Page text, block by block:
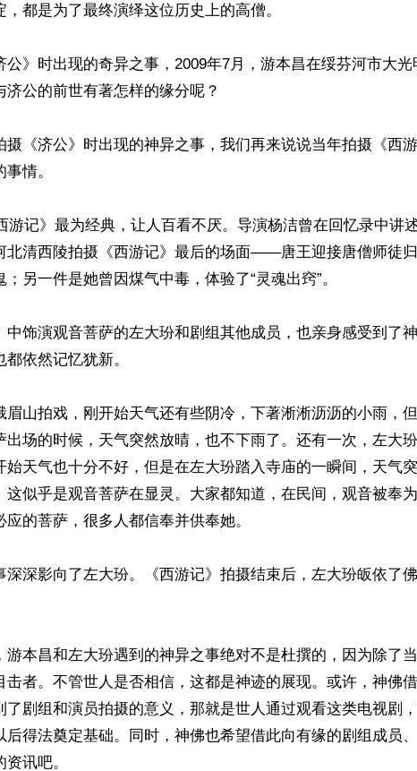
都是为了最终演绎这位历史上的高僧。
公》时出现的奇异之事，2009年7月，游本昌在绥芬河市大
济公的前世有著怎样的缘分呢？
摄《济公》时出现的神异之事，我们再来说说当年拍摄《西
情。
游记》最为经典，让人百看不厌。导演杨洁曾在回忆录中讲
北清西陵拍摄《西游记》最后的场面——唐王迎接唐僧师徒
另一件是她曾因煤气中毒，体验了“灵魂出窍”。
中饰演观音菩萨的左大玢和剧组其他成员，也亲身感受到了
依然记忆犹新。
眉山拍戏，刚开始天气还有些阴冷，下著淅淅沥沥的小雨，
出场的时候，天气突然放晴，也不下雨了。还有一次，左大
始天气也十分不好，但是在左大玢踏入寺庙的一瞬间，天气
这似乎是观音菩萨在显灵。大家都知道，在民间，观音被奉
的菩萨，很多人都信奉并供奉她。
深深影向了左大玢。《西游记》拍摄结束后，左大玢皈依了
游本昌和左大玢遇到的神异之事绝对不是杜撰的，因为除了
击者。不管世人是否相信，这都是神迹的展现。或许，神佛
了剧组和演员拍摄的意义，那就是世人通过观看这类电视剧
后得法奠定基础。同时，神佛也希望借此向有缘的剧组成员
讯吧。